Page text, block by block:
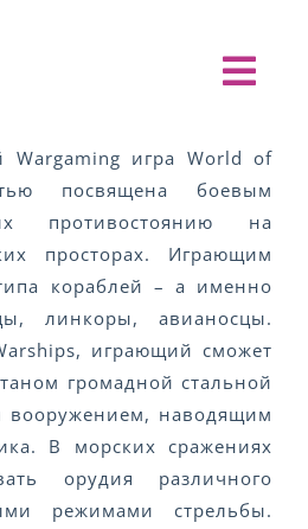
О ПРОЕКТЕ
АНОНСЫ
НОВОСТИ
ОТЧЕТЫ
Wargaming игра World of
посвящена боевым
противостоянию на
просторах. Играющим
кораблей – а именно
линкоры, авианосцы.
играющий сможет
громадной стальной
наводящим
В морских сражениях
орудия различного
режимами стрельбы.